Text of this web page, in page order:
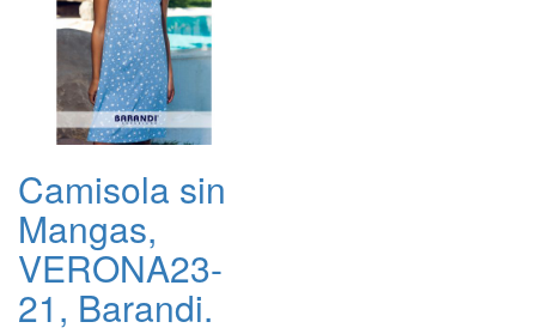
Camisola sin
Mangas,
VERONA23-
21, Barandi.